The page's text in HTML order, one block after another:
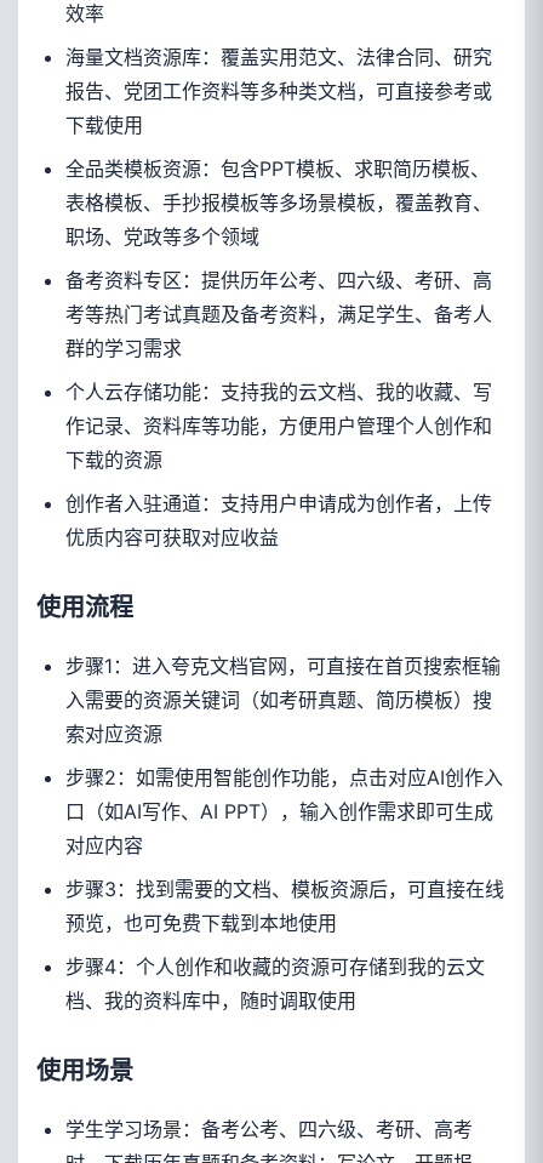
效率
海量文档资源库：覆盖实用范文、法律合同、研究
报告、党团工作资料等多种类文档，可直接参考或
下载使用
全品类模板资源：包含PPT模板、求职简历模板、
表格模板、手抄报模板等多场景模板，覆盖教育、
职场、党政等多个领域
备考资料专区：提供历年公考、四六级、考研、高
考等热门考试真题及备考资料，满足学生、备考人
群的学习需求
个人云存储功能：支持我的云文档、我的收藏、写
作记录、资料库等功能，方便用户管理个人创作和
下载的资源
创作者入驻通道：支持用户申请成为创作者，上传
优质内容可获取对应收益
使用流程
步骤1：进入夸克文档官网，可直接在首页搜索框输
入需要的资源关键词（如考研真题、简历模板）搜
索对应资源
步骤2：如需使用智能创作功能，点击对应AI创作入
口（如AI写作、AI PPT），输入创作需求即可生成
对应内容
步骤3：找到需要的文档、模板资源后，可直接在线
预览，也可免费下载到本地使用
步骤4：个人创作和收藏的资源可存储到我的云文
档、我的资料库中，随时调取使用
使用场景
学生学习场景：备考公考、四六级、考研、高考